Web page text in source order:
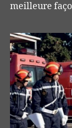
meilleure